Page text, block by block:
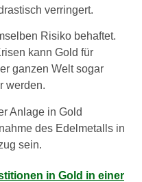
verringert.
Risiko behaftet.
kann Gold für
ganzen Welt sogar
werden.
Anlage in Gold
des Edelmetalls in
sein.
in Gold in einer